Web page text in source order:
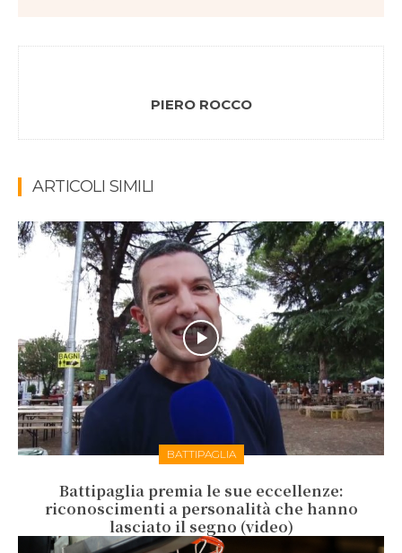
PIERO ROCCO
ARTICOLI SIMILI
BATTIPAGLIA
Battipaglia premia le sue eccellenze:
riconoscimenti a personalità che hanno
lasciato il segno (video)